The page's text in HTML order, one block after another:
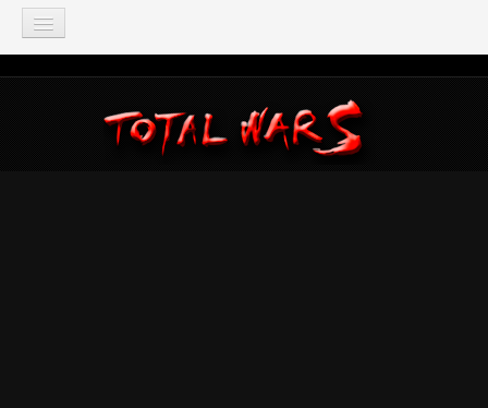
TOTAL WAR
Total War: Three Kingdoms
Total War: Warhammer